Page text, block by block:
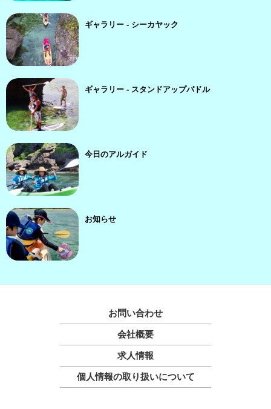
ギャラリー - シーカヤック
ギャラリー - スタンドアップパドル
今日のアルガイド
お知らせ
お問い合わせ
会社概要
求人情報
個人情報の取り扱いについて